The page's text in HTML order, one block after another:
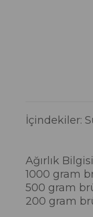
İçindekiler:
Ağırlık
1000 gram
500 gram
200 gram